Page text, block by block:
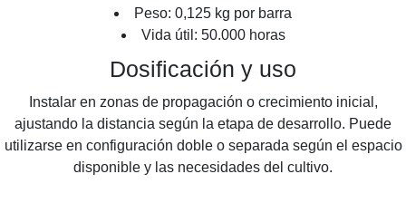
Peso: 0,125 kg por barra
Vida útil: 50.000 horas
Dosificación y uso
Instalar en zonas de propagación o crecimiento inicial,
ajustando la distancia según la etapa de desarrollo. Puede
utilizarse en configuración doble o separada según el espacio
disponible y las necesidades del cultivo.